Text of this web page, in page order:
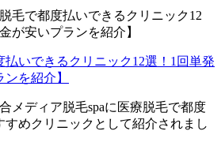
脱毛で都度払いできるクリニック12
が安いプランを紹介】
払いできるクリニック12選！1回単発
を紹介】
メディア脱毛spaに医療脱毛で都度
すめクリニックとして紹介されまし